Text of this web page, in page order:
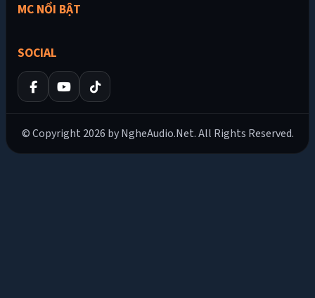
MC NỔI BẬT
SOCIAL
© Copyright 2026 by NgheAudio.Net. All Rights Reserved.